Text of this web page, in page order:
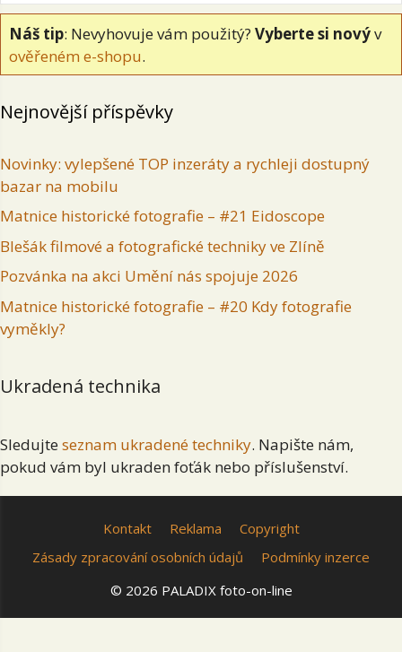
Náš tip: Nevyhovuje vám použitý? Vyberte si novýv
ověřeném e-shopu.
Nejnovější příspěvky
Novinky: vylepšené TOP inzeráty a rychleji dostupný
bazar na mobilu
Matnice historické fotografie – #21 Eidoscope
Blešák filmové a fotografické techniky ve Zlíně
Pozvánka na akci Umění nás spojuje 2026
Matnice historické fotografie – #20 Kdy fotografie
vyměkly?
Ukradená technika
Sledujte seznam ukradené techniky. Napište nám,
pokud vám byl ukraden foťák nebo příslušenství.
Kontakt Reklama
Copyright
Zásady zpracování osobních údajů
Podmínky inzerce
© 2026 PALADIX foto-on-line